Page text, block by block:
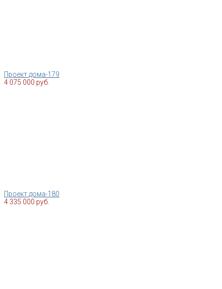
Проект дома-179
4 075 000 руб.
Проект дома-180
4 335 000 руб.